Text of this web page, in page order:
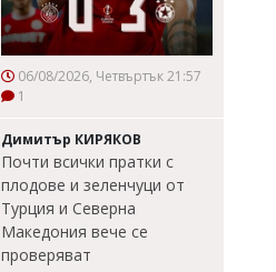
06/08/2026, Четвъртък 21:57
1
Димитър КИРЯКОВ
Почти всички пратки с
плодове и зеленчуци от
Турция и Северна
Македония вече се
проверяват